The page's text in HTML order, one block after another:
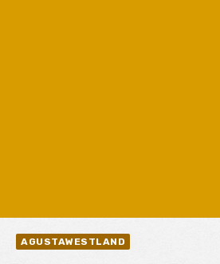
AGUSTAWESTLAND